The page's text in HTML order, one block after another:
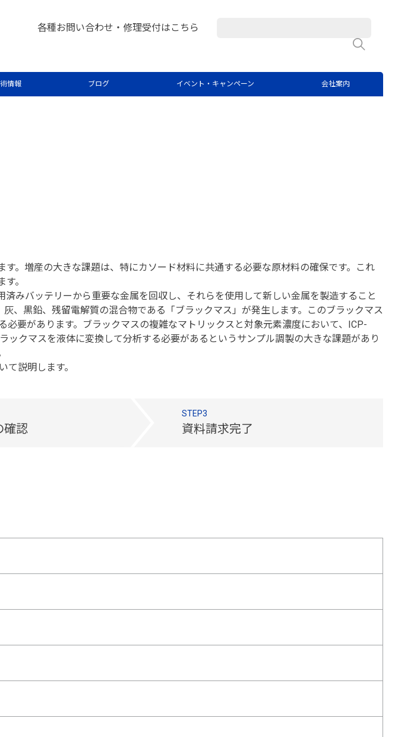
各種お問い合わせ・修理受付はこちら
会社案内
情報 ブログ イベント・キャンペーン
原料）に含まれる主要元素の定量のためのサ
。増産の大きな課題は、特にカソード材料に共通する必要な原材料の確保です。これ
。
みバッテリーから重要な金属を回収し、それらを使用して新しい金属を製造すること
、黒鉛、残留電解質の混合物である「ブラックマス」が発生します。このブラックマス
要があります。ブラックマスの複雑なマトリックスと対象元素濃度において、ICP-
ックマスを液体に変換して分析する必要があるというサンプル調製の大きな課題があり
説明します。
確認
STEP3
資料請求完了